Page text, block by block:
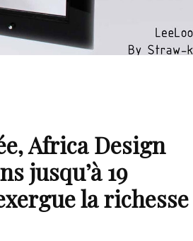
Africa Design
jusqu’à 19
la richesse